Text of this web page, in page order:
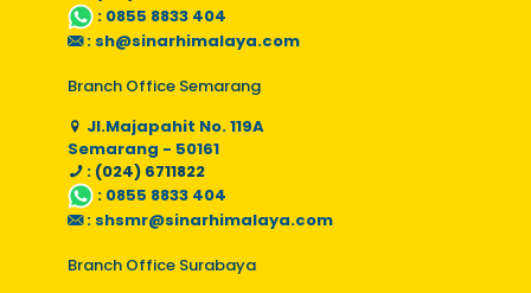
: 0855 8833 404
: sh@sinarhimalaya.com
Branch Office Semarang
Jl.Majapahit No. 119A
Semarang - 50161
: (024) 6711822
: 0855 8833 404
: shsmr@sinarhimalaya.com
Branch Office Surabaya